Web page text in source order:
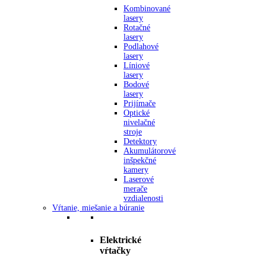
Kombinované
lasery
Rotačné
lasery
Podlahové
lasery
Líniové
lasery
Bodové
lasery
Prijímače
Optické
nivelačné
stroje
Detektory
Akumulátorové
inšpekčné
kamery
Laserové
merače
vzdialenosti
Vŕtanie, miešanie a búranie
Elektrické
vŕtačky